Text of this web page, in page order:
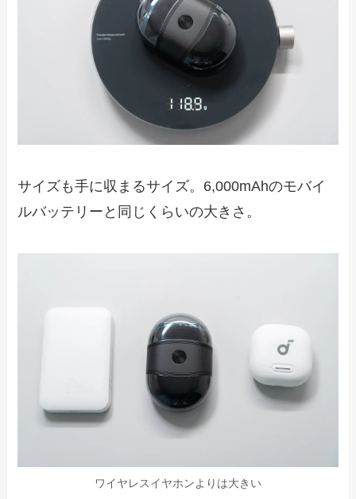
サイズも手に収まるサイズ。6,000mAhのモバイ
ルバッテリーと同じくらいの大きさ。
ワイヤレスイヤホンよりは大きい